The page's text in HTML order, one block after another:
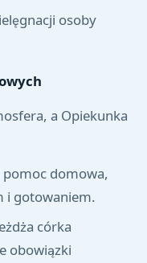
osoby
a Opiekunka
domowa,
i gotowaniem.
córka
obowiązki